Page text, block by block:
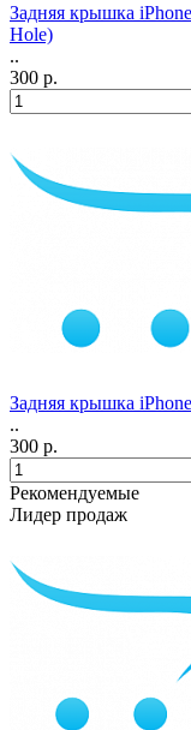
Задняя крышка
Hole)
..
300 р.
Задняя крышка
..
300 р.
Рекомендуемые
Лидер продаж